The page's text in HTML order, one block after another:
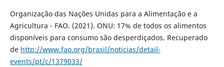
Organização das Nações Unidas para a Alimentação e a
Agricultura - FAO. (2021). ONU: 17% de todos os alimentos
disponíveis para consumo são desperdiçados. Recuperado
de http://www.fao.org/brasil/noticias/detail-
events/pt/c/1379033/